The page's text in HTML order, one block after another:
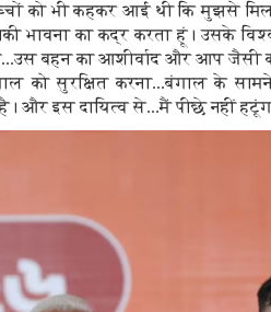
को भी कहकर आई थी कि मुझसे
भावना का कद्र करता हूं। उसके
बहन का आशीर्वाद और आप जैसी
को सुरक्षित करना...बंगाल के
और इस दायित्व से...मैं पीछे नहीं